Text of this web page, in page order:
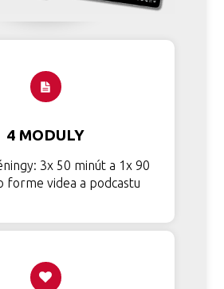
4 MODULY
3x 50 minút a 1x 90
forme videa a podcastu